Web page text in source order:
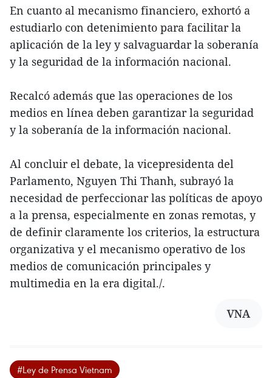
En cuanto al mecanismo financiero, exhortó a
estudiarlo con detenimiento para facilitar la
aplicación de la ley y salvaguardar la soberanía
y la seguridad de la información nacional.
Recalcó además que las operaciones de los
medios en línea deben garantizar la seguridad
y la soberanía de la información nacional.
Al concluir el debate, la vicepresidenta del
Parlamento, Nguyen Thi Thanh, subrayó la
necesidad de perfeccionar las políticas de apoyo
a la prensa, especialmente en zonas remotas, y
de definir claramente los criterios, la estructura
organizativa y el mecanismo operativo de los
medios de comunicación principales y
multimedia en la era digital./.
VNA
#Ley de Prensa Vietnam